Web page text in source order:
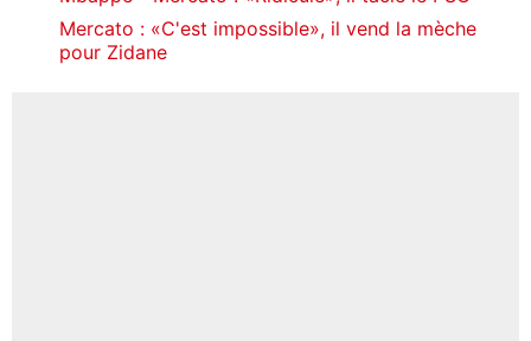
Mercato : «C'est impossible», il vend la mèche
pour Zidane